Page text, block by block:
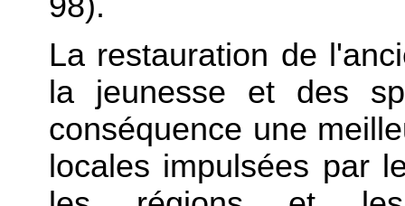
La restauration de
la jeunesse et des
conséquence une
locales impulsées par